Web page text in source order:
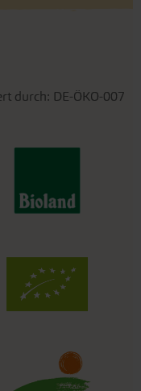
durch: DE-ÖKO-007